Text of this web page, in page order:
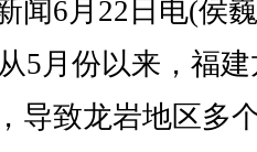
6月22日电(侯
5月份以来，福
导致龙岩地区多